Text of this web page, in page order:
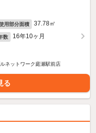
用部分面積 37.78㎡
数 16年10ヶ月
ネットワーク庭瀬駅前店
る